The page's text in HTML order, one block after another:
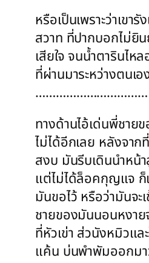
หรือเป็นเพราะว่าเข
สวาท ที่ปากบอกไม่ยิ
เสียใจ จนน้ำตารินไ
ที่ผ่านมาระหว่างตนเ
……………………………
ทางด้านไอ้เด่นพี่ชาย
ไม่ได้อีกเลย หลังจาก
สงบ มันรีบเดินนำหน้
แต่ไม่ได้ล็อคกุญแจ ก็
มันขอไว้ หรือว่ามันจะ
ชายของมันนอนหงาย
ที่หัวเข่า ส่วนังหมิวแ
แค้น บ่นพำพัมออกมา